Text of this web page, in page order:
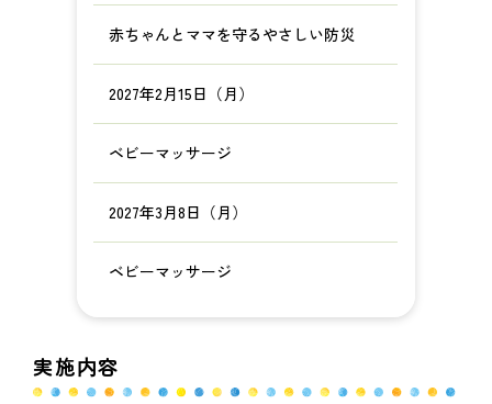
赤ちゃんとママを守るやさしい防災
2027年2月15日（月）
ベビーマッサージ
2027年3月8日（月）
ベビーマッサージ
実施内容